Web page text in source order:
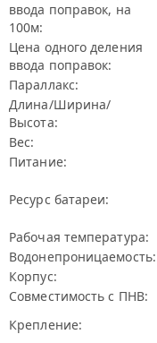
ввода поправок, на
100м:
Цена одного деления
ввода поправок:
Параллакс:
Длина/Ширина/
Высота:
Вес:
Питание:
Ресурс батареи:
Рабочая температура:
Водонепроницаемость:
Корпус:
Совместимость с ПНВ:
Крепление: